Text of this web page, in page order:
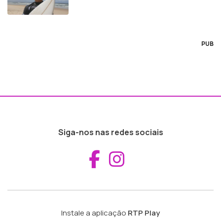
PUB
Siga-nos nas redes sociais
Aceder ao
Instale a aplicação RTP Play